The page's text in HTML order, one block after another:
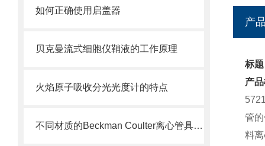
如何正确使用启盖器
贝克曼流式细胞仪鞘液的工作原理
火焰原子吸收分光光度计的特点
不同材质的Beckman Coulter离心管具有不同的使用特性
产
标
产
管
料